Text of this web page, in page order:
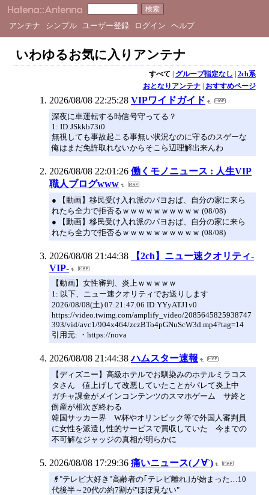
アンテナ シンプル ユーザー登録 ログイン ヘルプ
いわゆるお気に入りアンテナ
すべて | グループ指定なし | 2ch系
おとなりアンテナ| おすすめページ
2026/08/08 22:25:28 VIPワイドガイド
深夜に車運転する時信号守ってる？
1: ID:JSkkb73t0
無視しても事故起こる事無い状況なのに守るのスゲーな
俺はまだ免許取れないからそこら辺理解出来んわ
2026/08/08 22:01:26 働くモノニュース : 人生VIP
職人ブログwww
● 【動画】移民受け入れ派のパヨおば、自分の家に来ら
れたら全力で拒否るｗｗｗｗｗｗｗｗｗｗ (08/08)
● 【動画】移民受け入れ派のパヨおば、自分の家に来ら
れたら全力で拒否るｗｗｗｗｗｗｗｗｗｗ (08/08)
2026/08/08 21:44:38
【2ch】ニュー速クオリティ-
VIP-
【動画】女性審判、炎上ｗｗｗｗｗ
1: 以下、ニュー速クオリティでお送りします
2026/08/08(土) 07:21:47.06 ID:YYyATJ1v0
https://video.twimg.com/amplify_video/2085645825938747
393/vid/avc1/904x464/zczBTo4pGNuScW3d.mp4?tag=14
引用元: ・https://nova
2026/08/08 21:44:38 ハムスター速報
【ディズニー】高級ホテルでお馴染みのホテルミラコス
タさん 値上げして改悪していたことがバレて炎上中
ガチャ課金がメインコンテンツのスマホゲーム サ終と
倒産が相次ぎ終わる
韓国サッカー界 W杯やオリンピック等で外国人審判員
に女性を派遣し性的サービスで買収していた 今までの
不可解なジャッジの真相が明らかに
2026/08/08 17:29:36 痛いニュース(ノ∀`)
👴"テレビ大好き"高齢者の｢テレビ離れ｣が始まった…10
代後半～20代の約7割が"ほぼ見ない"